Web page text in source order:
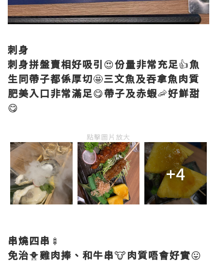
刺身
刺身拼盤賣相好吸引😍份量非常充足👍魚
生同帶子都係厚切🤩三文魚及吞拿魚肉質
肥美入口非常滿足😋帶子及赤蝦🦐好鮮甜
😋
點擊圖片放大
+4
串燒四串 🍢
免治🐥雞肉捧、和牛串🐮肉質唔會好實😛